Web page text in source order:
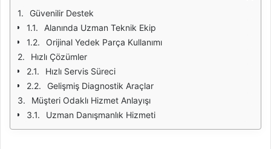
Güvenilir Destek
Alanında Uzman Teknik Ekip
Orijinal Yedek Parça Kullanımı
Hızlı Çözümler
Hızlı Servis Süreci
Gelişmiş Diagnostik Araçlar
Müşteri Odaklı Hizmet Anlayışı
Uzman Danışmanlık Hizmeti